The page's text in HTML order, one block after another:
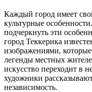
Каждый город имеет
культурные
подчеркнуть эти
город Теккерика
изображениями,
легенды местных
искусство переходит в
художники
независимость.